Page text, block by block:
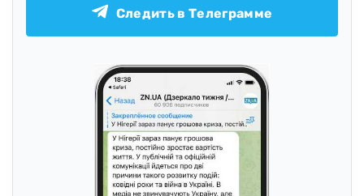
Следить в Телеграмме